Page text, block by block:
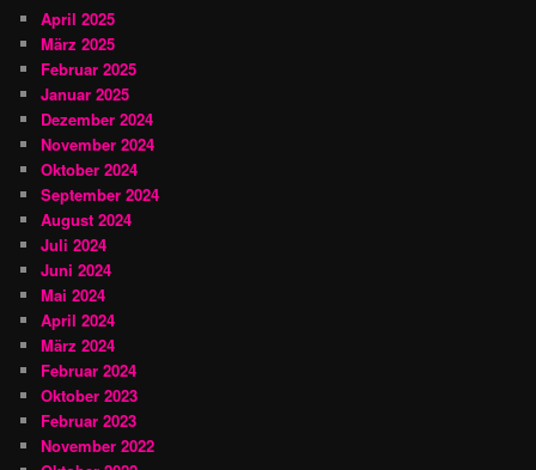
April 2025
März 2025
Februar 2025
Januar 2025
Dezember 2024
November 2024
Oktober 2024
September 2024
August 2024
Juli 2024
Juni 2024
Mai 2024
April 2024
März 2024
Februar 2024
Oktober 2023
Februar 2023
November 2022